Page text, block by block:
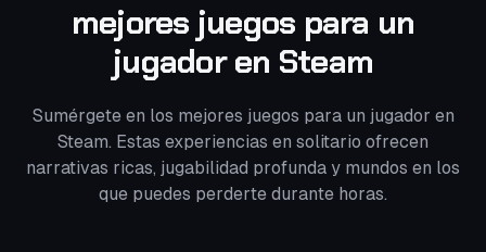
mejores juegos para un
jugador en Steam
Sumérgete en los mejores juegos para un jugador en
Steam. Estas experiencias en solitario ofrecen
narrativas ricas, jugabilidad profunda y mundos en los
que puedes perderte durante horas.